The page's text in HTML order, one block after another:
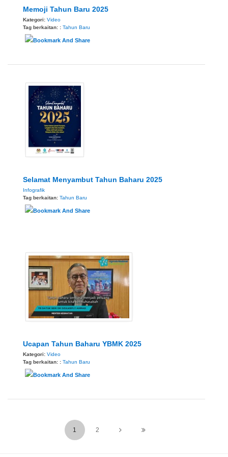
Memoji Tahun Baru 2025
Kategori: Video
Tag berkaitan: : Tahun Baru
Selamat Menyambut Tahun Baharu 2025
Infografik
Tag berkaitan: Tahun Baru
Ucapan Tahun Baharu YBMK 2025
Kategori: Video
Tag berkaitan: : Tahun Baru
1 2